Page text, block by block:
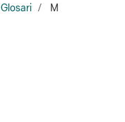
Glosari M